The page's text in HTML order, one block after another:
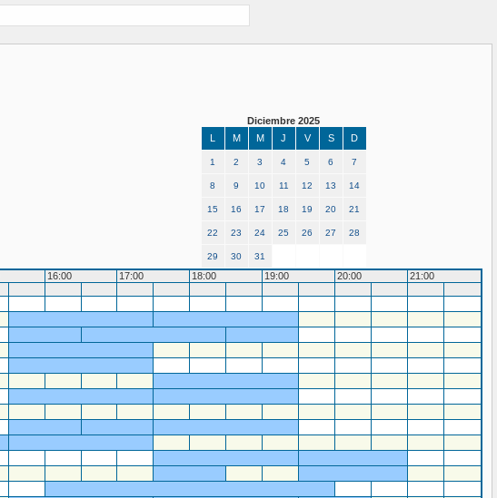
Diciembre 2025
L
M M J V S D
1 2 3 4 5 6 7
8 9 10 11 12 13 14
15 16 17 18 19 20 21
22 23 24 25 26 27 28
29 30 31
16:00 17:00 18:00 19:00 20:00 21:00